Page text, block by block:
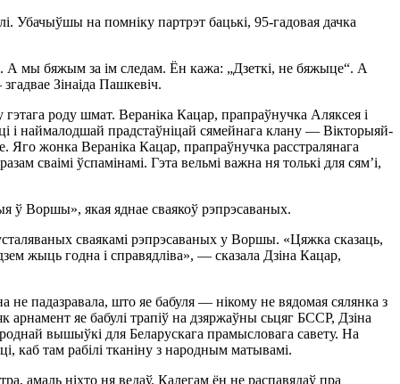
Убачыўшы на помніку партрэт бацькі, 95-гадовая дачка
А мы бяжым за ім следам. Ён кажа: „Дзеткі, не бяжыце“. А
Зінаіда Пашкевіч.
роду шмат. Вераніка Кацар, прапраўнучка Аляксея і
і наймалодшай прадстаўніцай сямейнага клану — Вікторыяй-
Яго жонка Вераніка Кацар, прапраўнучка расстралянага
сваімі ўспамінамі. Гэта вельмі важна ня толькі для сям’і,
ў Воршы», якая яднае сваякоў рэпрэсаваных.
сваякамі рэпрэсаваных у Воршы. «Цяжка сказаць,
жыць годна і справядліва», — сказала Дзіна Кацар,
не падазравала, што яе бабуля — нікому не вядомая сялянка з
яе бабулі трапіў на дзяржаўны сьцяг БССР, Дзіна
вышыўкі для Беларускага прамысловага савету. На
каб там рабілі тканіну з народным матывамі.
амаль ніхто ня ведаў. Калегам ён не распавядаў пра